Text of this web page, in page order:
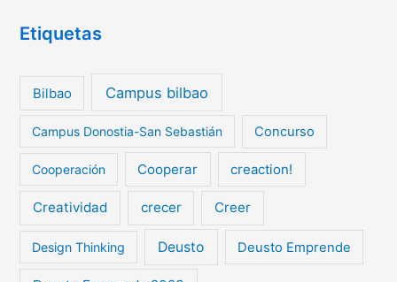
Etiquetas
Bilbao Campus bilbao
Campus Donostia-San Sebastián Concurso
Cooperación Cooperar creaction!
Creatividad crecer Creer
Design Thinking Deusto Deusto Emprende